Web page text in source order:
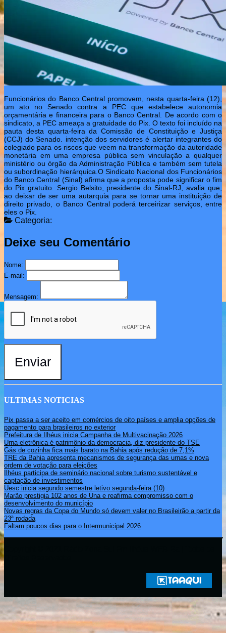
Funcionários do Banco Central promovem, nesta quarta-feira (12),
um ato no Senado contra a PEC que estabelece autonomia
orçamentária e financeira para o Banco Central. De acordo com o
sindicato, a PEC ameaça a gratuidade do Pix. O texto foi incluído na
pauta desta quarta-feira da Comissão de Constituição e Justiça
(CCJ) do Senado. intenção dos servidores é alertar integrantes do
colegiado para os riscos que veem na transformação da autoridade
monetária em uma empresa pública sem vinculação a qualquer
ministério ou órgão da Administração Pública e também sem tutela
ou subordinação hierárquica.O Sindicato Nacional dos Funcionários
do Banco Central (Sinal) afirma que a proposta pode significar o fim
do Pix gratuito. Sergio Belsito, presidente do Sinal-RJ, avalia que,
ao deixar de ser uma autarquia para se tornar uma instituição de
direito privado, o Banco Central poderá terceirizar serviços, entre
eles o Pix.
Categoria:
Deixe seu Comentário
Nome:
E-mail:
Mensagem:
Enviar
ULTIMAS NOTICIAS
Pix passa a ser aceito em comércios de oito países e amplia opções de
pagamento para brasileiros no exterior
Prefeitura de Ilhéus inicia Campanha de Multivacinação 2026
Urna eletrônica é patrimônio da democracia, diz presidente do TSE
Gás de cozinha fica mais barato na Bahia após redução de 7,1%
TRE da Bahia apresenta mecanismos de segurança das urnas e nova
ordem de votação para eleições
Ilhéus participa de seminário nacional sobre turismo sustentável e
captação de investimentos
Uesc inicia segundo semestre letivo segunda-feira (10)
Marão prestigia 102 anos de Una e reafirma compromisso com o
desenvolvimento do município
Novas regras da Copa do Mundo só devem valer no Brasileirão a partir da
23ª rodada
Faltam poucos dias para o Intermunicipal 2026